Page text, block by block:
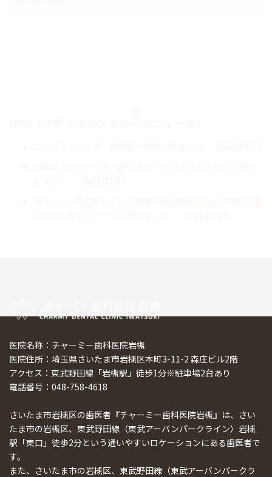
医院名称：チャーミー歯科医院岩槻
医院住所：埼玉県さいたま市岩槻区本町3-11-2 森庄ビル2階
アクセス：東武野田線「岩槻駅」徒歩1分※駐車場2台あり
電話番号：048-758-4618
さいたま市岩槻区の歯医者『チャーミー歯科医院岩槻』は、さい
たま市の岩槻区、東武野田線（東武アーバンパークライン）岩槻
駅「東口」徒歩2分という通いやすいロケーションにある歯医者で
す。
また、さいたま市の岩槻区、東武野田線（東武アーバンパークラ